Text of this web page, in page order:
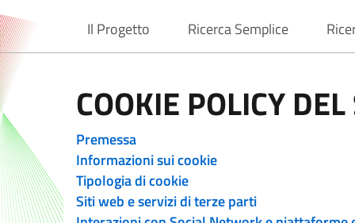
Normattiva
Il Progetto
current Ricerca Semplice
COOKIE POLICY
Premessa
Informazioni sui cookie
Tipologia di cookie
Siti web e servizi di terze parti